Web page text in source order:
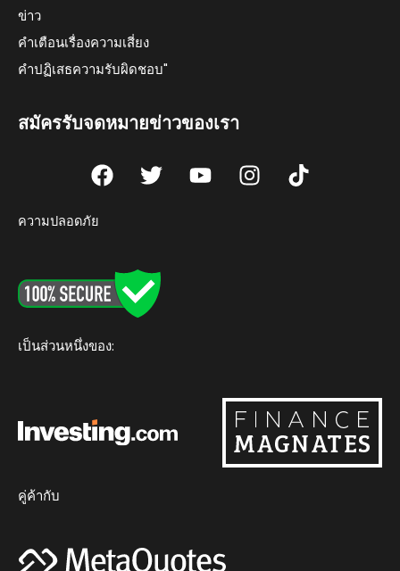
ข่าว
คำเตือนเรื่องความเสี่ยง
คำปฏิเสธความรับผิดชอบ"
สมัครรับจดหมายข่าวของเรา
F
a
o
o
T
w
e
r
Y
o
I
n
T
i
ความปลอดภัย
เป็นส่วนหนึ่งของ:
คู่ค้ากับ